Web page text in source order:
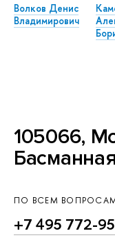
Волков Денис
Владимирович
105066,
ПО ВСЕМ
+7 495 772-